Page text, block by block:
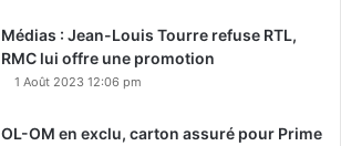
Médias : Jean-Louis Tourre refuse RTL,
RMC lui offre une promotion
1 Août 2023 12:06 pm
OL-OM en exclu, carton assuré pour Prime